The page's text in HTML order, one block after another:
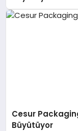
Cesur
Büyütüyor